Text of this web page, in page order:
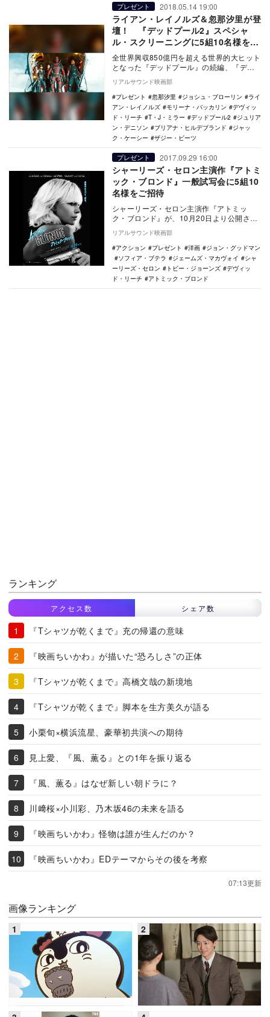
プレゼント 2018.05.14 19:00
ライアン・レイノルズ＆忽那汐里が登
壇！ 『デッドプール2』スペシャ
ル・スクリーニングに5組10名様をご
招待
全世界興収850億円を超える世界的大ヒット
となった『デッドプール』の続編、『デッ
ドプール2』が6月1日より公開される。
本作…
リアルサウンド映画部
プレゼント
忽那汐里 ジョシュ・ブローリン
ライ
アン・レイノルズ
モリーナ・バッカリン
デヴィッ
ド・リーチ
T・J・ミラー デッドプール2
ジュリア
ン・デニソン
ブリアナ・ヒルデブランド
ジャッ
ク・ケーシー
ザジー・ビーツ
プレゼント 2017.09.29 16:00
シャーリーズ・セロン主演作『アトミ
ック・ブロンド』一般試写会に5組10
名様をご招待
シャーリーズ・セロン主演作『アトミッ
ク・ブロンド』が、10月20日より公開され
る。 本作は、『ジョン・ウィック』の共
同監督を…
リアルサウンド映画部
アクション
プレゼント 洋画
ジョン・グッドマン
ソフィア・ブテラ
ジェームズ・マカヴォイ
シャ
ーリーズ・セロン
トビー・ジョーンズ
デヴィッ
ド・リーチ
アトミック・ブロンド
ランキング
アクセス数 シェア数
『Tシャツが乾くまで』充の帰還の意味
『映画ちいかわ』が描いた“恐ろしさ”の正体
『Tシャツが乾くまで』高橋文哉の新境地
『Tシャツが乾くまで』脚本を生方美久が語る
小栗旬×横浜流星、豪華初共演への期待
見上愛、『風、薫る』との1年を振り返る
『風、薫る』はなぜ新しい朝ドラに？
川﨑桜×小川彩、乃木坂46の未来を語る
『映画ちいかわ』怪物は誰が生んだのか？
『映画ちいかわ』EDテーマからその後を考察
07:13更新
画像ランキング